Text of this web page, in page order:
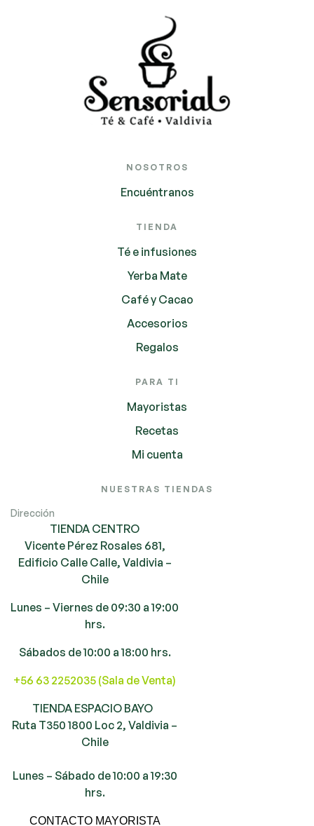
NOSOTROS
Encuéntranos
TIENDA
Té e infusiones
Yerba Mate
Café y Cacao
Accesorios
Regalos
PARA TI
Mayoristas
Recetas
Mi cuenta
NUESTRAS TIENDAS
Dirección
TIENDA CENTRO
Vicente Pérez Rosales 681,
Edificio Calle Calle, Valdivia –
Chile
Lunes – Viernes de 09:30 a 19:00
hrs.
Sábados de 10:00 a 18:00 hrs.
+56 63 2252035 (Sala de Venta)
TIENDA ESPACIO BAYO
Ruta T350 1800 Loc 2, Valdivia –
Chile
Lunes – Sábado de 10:00 a 19:30
hrs.
CONTACTO MAYORISTA